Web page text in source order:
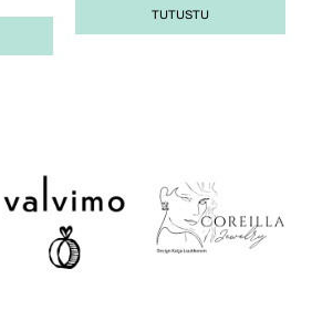
TUTUSTU